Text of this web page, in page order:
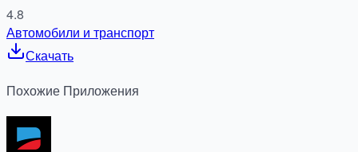
4.8
Автомобили и транспорт
Скачать
Похожие Приложения